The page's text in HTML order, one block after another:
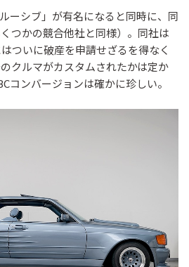
ーシブ」が有名になると同時に、同
つかの競合他社と同様）。同社は
ついに破産を申請せざるを得なく
クルマがカスタムされたかは定か
コンバージョンは確かに珍しい。